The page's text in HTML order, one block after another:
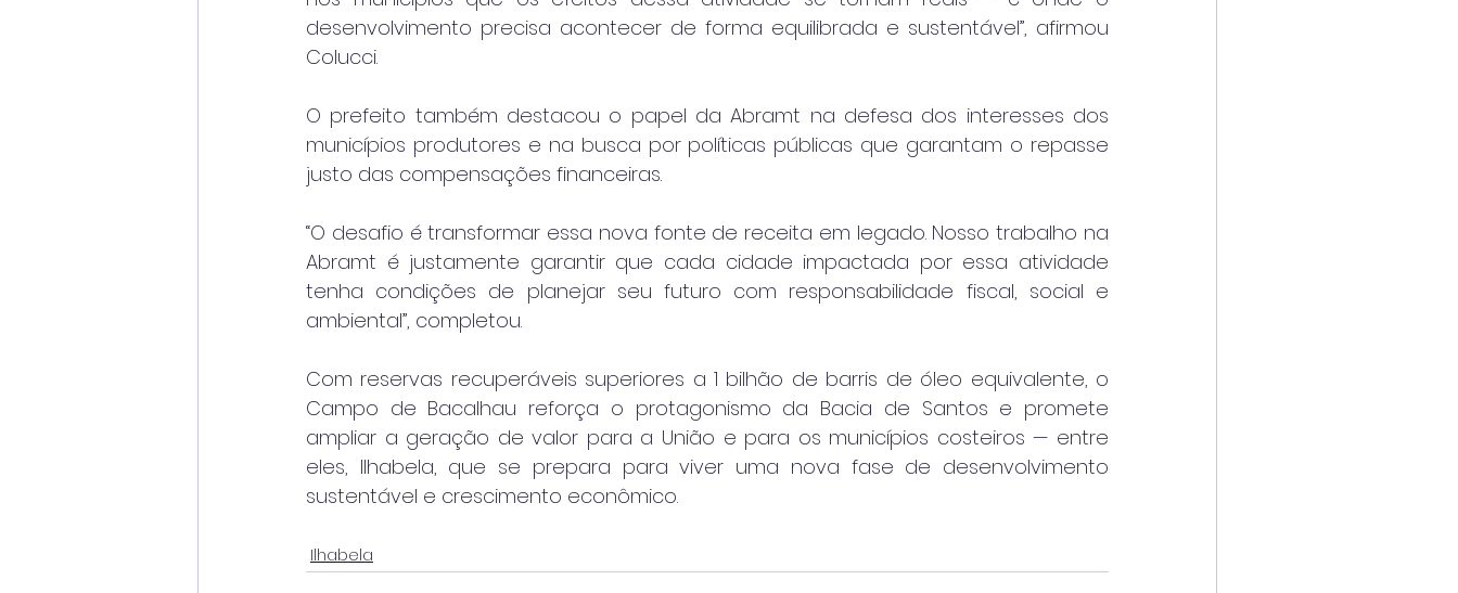
desenvolvimento precisa acontecer de forma equilibrada e sustentável”, afirmou
Colucci.
O prefeito também destacou o papel da Abramt na defesa dos interesses dos
municípios produtores e na busca por políticas públicas que garantam o repasse
justo das compensações financeiras.
“O desafio é transformar essa nova fonte de receita em legado. Nosso trabalho na
Abramt é justamente garantir que cada cidade impactada por essa atividade
tenha condições de planejar seu futuro com responsabilidade fiscal, social e
ambiental”, completou.
Com reservas recuperáveis superiores a 1 bilhão de barris de óleo equivalente, o
Campo de Bacalhau reforça o protagonismo da Bacia de Santos e promete
ampliar a geração de valor para a União e para os municípios costeiros — entre
eles, Ilhabela, que se prepara para viver uma nova fase de desenvolvimento
sustentável e crescimento econômico.
Ilhabela